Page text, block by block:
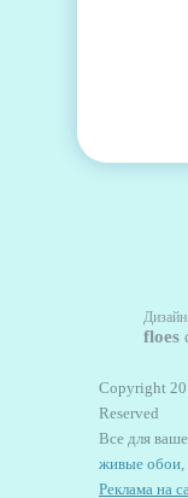
Дизайн
floes
Copyright
Reserved
Все для
живые обои,
Реклама на